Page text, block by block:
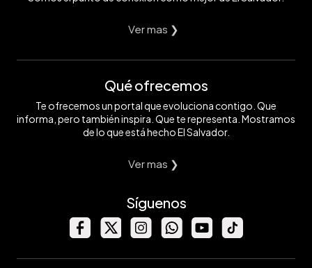
Ver mas ❯
Qué ofrecemos
Te ofrecemos un portal que evoluciona contigo. Que
informa, pero también inspira. Que te representa. Mostramos
de lo que está hecho El Salvador.
Ver mas ❯
Síguenos